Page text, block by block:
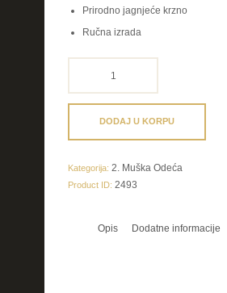
Prirodno jagnjeće krzno
Ručna izrada
količinaDODAJ U KORPU
Kategorija: 2. Muška Odeća
Product ID: 2493
Opis Dodatne informacije